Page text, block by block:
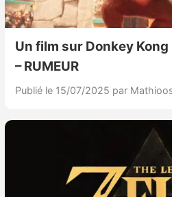
Un film sur Donkey
– RUMEUR
Publié le 15/07/2025 par